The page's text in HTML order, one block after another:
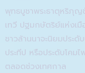
พุทธบูชาพระธาตุหริภุญ
เทวี ปฐมกษัตริย์แห่งเ
ชาวล้านนาจะนิยมประ
ประทีป หรือประดับโคม
ตลอดช่วงเทศกาล